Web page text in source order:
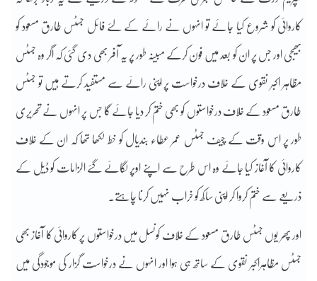
کاروائی کو شروع کیا جائے تو انہوں نے رائے کے لئے فائل جسٹس طارق مسعود کو
بھیجی اور جس پر ان کو بعد میں فون کرکے مبینہ طور پر یہ آفر بھی دی گئی کہ اگر وہ جسٹس
مظاہر اکبر نقوی کے خلاف درخواست پر اپنی رائے سے مستفید کرتے ہیں تو جسٹس
طارق مسعود کے خلاف درخواستوں کو بھی ختم کر دیا جائے گا جس پر انہوں نے تحریری
طور پر اس وقت کے چیف جسٹس عمر عطاء بندیال کو خط لکھا تھا کہ ان کے خلاف
کاروائی کا آغاز کیا جائے وہ اس طرح سے اپنے اوپر لگائے گئے الزامات کو ڈیل کے
ذریعے سے ختم کروا کر اپنی ساکھ کو خراب نہیں کرنا چاہتے۔
اور پھر یوں جسٹس طارق مسعود کے خلاف کونسل میں درخواستوں پر کاروائی کا آغاز بھی
جسٹس مظاہراکبر نقوی کے ساتھ ہی ہوا اور انہوں نے درخواست گزار کی موجودگی میں